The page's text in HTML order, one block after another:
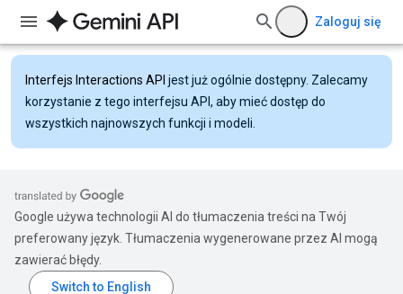
Zaloguj się
Interfejs Interactions API jest już ogólnie dostępny. Zalecamy
korzystanie z tego interfejsu API, aby mieć dostęp do
wszystkich najnowszych funkcji i modeli.
Google używa technologii AI do tłumaczenia treści na Twój
preferowany język. Tłumaczenia wygenerowane przez AI mogą
zawierać błędy.